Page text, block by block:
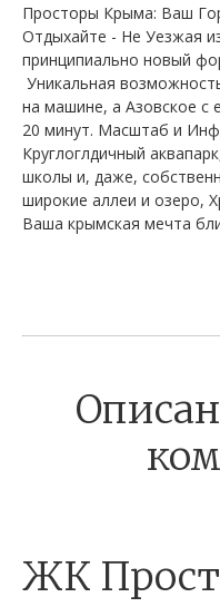
Просторы Крыма: Ваш
Отдыхайте - Не Уезжая
принципиально новый
Уникальная
на машине, а Азовское с
20 минут. Масштаб и
Круглоглдичный
школы и, даже,
широкие аллеи и озеро,
Ваша крымская мечта
ЖК